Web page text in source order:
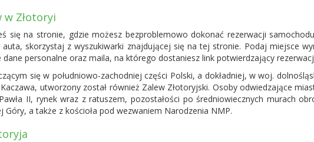
w Złotoryi
się na stronie, gdzie możesz bezproblemowo dokonać rezerwacji
skorzystaj z wyszukiwarki znajdującej się na tej stronie. Podaj miejsce
personalne oraz maila, na którego dostaniesz link potwierdzający
się w południowo-zachodniej części Polski, a dokładniej, w woj.
utworzony został również Zalew Złotoryjski. Osoby odwiedzające
II, rynek wraz z ratuszem, pozostałości po średniowiecznych murach
Góry, a także z kościoła pod wezwaniem Narodzenia NMP.